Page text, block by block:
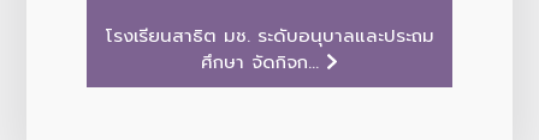
โรงเรียนสาธิต มช. ระดับอนุบาลและประถม
ศึกษา จัดกิจก...